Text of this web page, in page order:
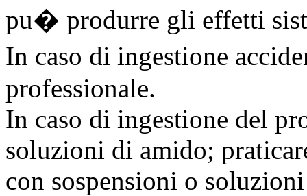
pu� produrre gli effetti
In caso di ingestione
professionale.
In caso di ingestione del
soluzioni di amido;
con sospensioni o